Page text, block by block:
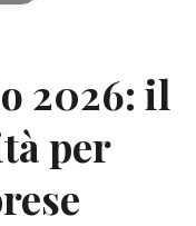
2026: il
per